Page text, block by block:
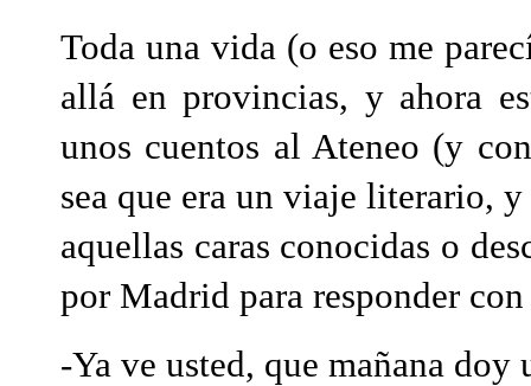
Toda una vida (o eso me
allá en provincias, y ahora
unos cuentos al Ateneo (y
sea que era un viaje literario,
aquellas caras conocidas o
por Madrid para responder
-Ya ve usted, que mañana doy